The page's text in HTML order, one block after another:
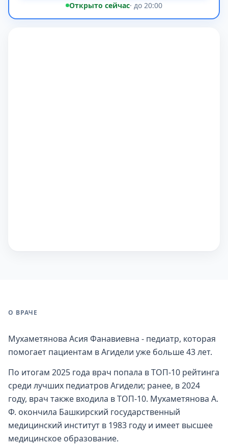
Открыто сейчас· до 20:00
О ВРАЧЕ
Мухаметянова Асия Фанавиевна - педиатр, которая
помогает пациентам в Агидели уже больше 43 лет.
По итогам 2025 года врач попала в ТОП-10 рейтинга
среди лучших педиатров Агидели; ранее, в 2024
году, врач также входила в ТОП-10. Мухаметянова А.
Ф. окончила Башкирский государственный
медицинский институт в 1983 году и имеет высшее
медицинское образование.